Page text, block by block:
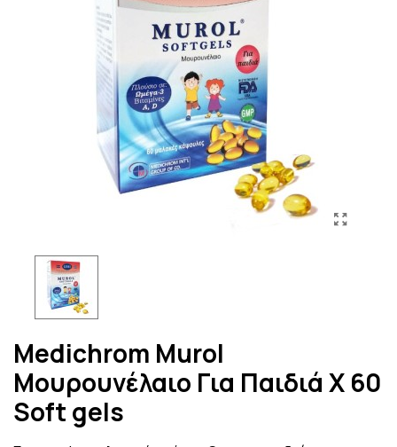
Medichrom Murol
Μουρουνέλαιο Για Παιδιά Χ 60
Soft gels